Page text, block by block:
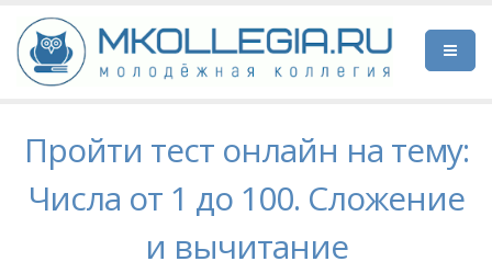
Пройти тест онлайн на тему:
Числа от 1 до 100. Сложение
и вычитание